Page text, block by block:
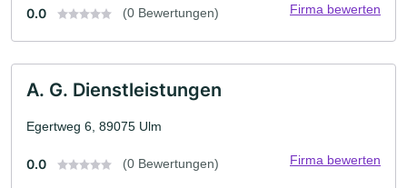
0.0 (0 Bewertungen) Firma bewerten
A. G. Dienstleistungen
Egertweg 6, 89075 Ulm
0.0 (0 Bewertungen) Firma bewerten